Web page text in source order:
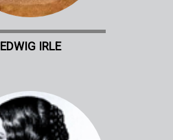
EDWIG IRLE